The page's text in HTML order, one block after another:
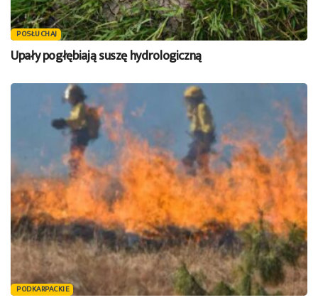
POSŁUCHAJ
Upały pogłębiają suszę hydrologiczną
PODKARPACKIE